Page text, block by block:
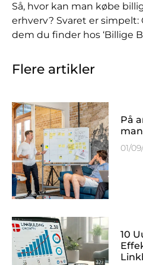
Så, hvor kan man købe
erhverv? Svaret er simpelt:
dem du finder hos ‘Billige
Flere artikler
På
01/
10